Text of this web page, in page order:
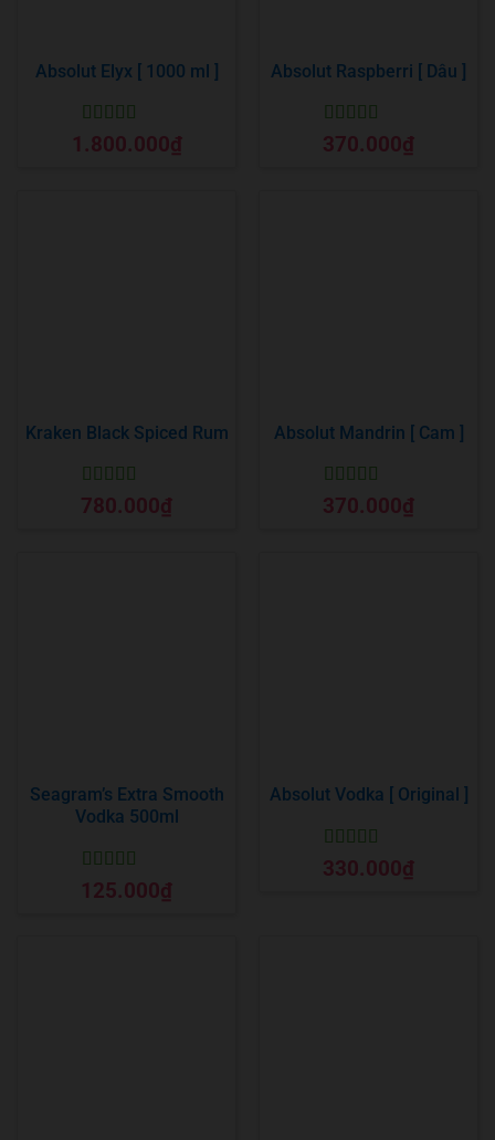
Absolut Elyx [ 1000 ml ]
Được xếp
hạng55 sao
1.800.000₫
Absolut Raspberri [ Dâu ]
Được xếp
hạng55 sao
370.000₫
Kraken Black Spiced Rum
Được xếp
hạng 55 sao
780.000₫
Absolut Mandrin [ Cam ]
Được xếp
hạng 55 sao
370.000₫
Seagram’s Extra Smooth
Vodka 500ml
Được xếp
hạng55 sao
125.000₫
Absolut Vodka [ Original ]
Được xếp
hạng55 sao
330.000₫